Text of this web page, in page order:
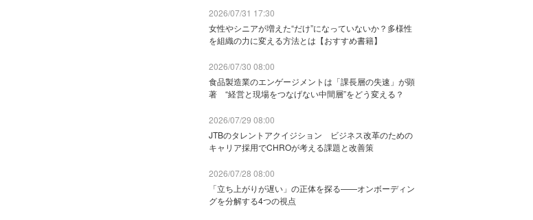
2026/07/31 17:30
女性やシニアが増えた“だけ”になっていないか？多様性
を組織の力に変える方法とは【おすすめ書籍】
2026/07/30 08:00
食品製造業のエンゲージメントは「課長層の失速」が顕
著 “経営と現場をつなげない中間層”をどう変える？
2026/07/29 08:00
JTBのタレントアクイジション ビジネス改革のための
キャリア採用でCHROが考える課題と改善策
2026/07/28 08:00
「立ち上がりが遅い」の正体を探る——オンボーディン
グを分解する4つの視点